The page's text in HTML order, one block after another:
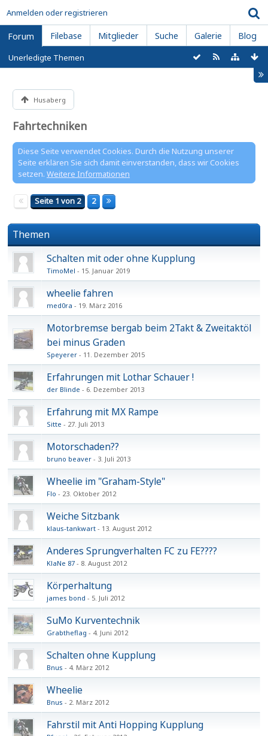
Anmelden oder registrieren
Forum Filebase Mitglieder Suche Galerie Blog
Unerledigte Themen
Husaberg
Fahrtechniken
Diese Seite verwendet Cookies. Durch die Nutzung unserer
Seite erklären Sie sich damit einverstanden, dass wir Cookies
setzen. Weitere Informationen
Seite 1 von 2 2
Themen
Schalten mit oder ohne Kupplung
TimoMel 15. Januar 2019
wheelie fahren
med0ra 19. März 2016
Motorbremse bergab beim 2Takt & Zweitaktöl
bei minus Graden
Speyerer 11. Dezember 2015
Erfahrungen mit Lothar Schauer !
der Blinde 6. Dezember 2013
Erfahrung mit MX Rampe
Sitte 27. Juli 2013
Motorschaden??
bruno beaver 3. Juli 2013
Wheelie im "Graham-Style"
Flo 23. Oktober 2012
Weiche Sitzbank
klaus-tankwart 13. August 2012
Anderes Sprungverhalten FC zu FE????
KlaNe 87 8. August 2012
Körperhaltung
james bond 5. Juli 2012
SuMo Kurventechnik
Grabtheflag 4. Juni 2012
Schalten ohne Kupplung
Bnus 4. März 2012
Wheelie
Bnus 2. März 2012
Fahrstil mit Anti Hopping Kupplung